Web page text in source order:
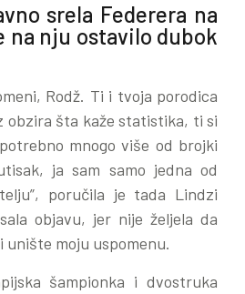
srela Federera na
na nju ostavilo dubok
Rodž. Ti i tvoja porodica
obzira šta kaže statistika, ti si
mnogo više od brojki
ja sam samo jedna od
poručila je tada Lindzi
objavu, jer nije željela da
moju uspomenu.
šampionka i dvostruka